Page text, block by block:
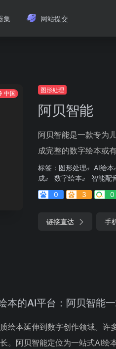
集 网站提交
中国 图形处理
阿贝智能
阿贝智能是一款专为
成完整的数字绘本或有
标签： 图形处理 AI绘本
成
数字绘本 智能配
0
3 0
链接直达 手
本的AI平台：阿贝智能
绘本延伸到数字创作领域。
。阿贝智能定位为一站式AI绘